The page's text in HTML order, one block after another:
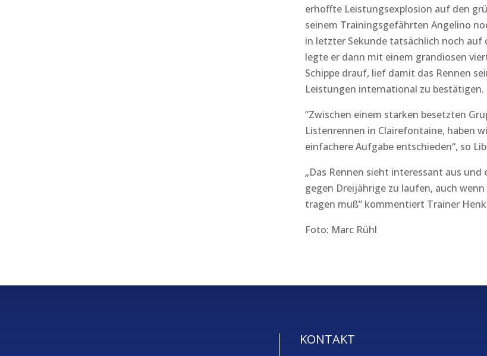
erhoffte Leistungsexplosion auf den
seinem Trainingsgefährten Angelino
in letzter Sekunde tatsächlich noch
legte er dann mit einem grandiosen
Schippe drauf, lief damit das Rennen
Leistungen international zu bestätigen.
“Zwischen einem starken besetzten
Listenrennen in Clairefontaine, haben
einfachere Aufgabe entschieden“, so
„Das Rennen sieht interessant aus
gegen Dreijährige zu laufen, auch
tragen muß” kommentiert Trainer
Foto: Marc Rühl
KONTAKT